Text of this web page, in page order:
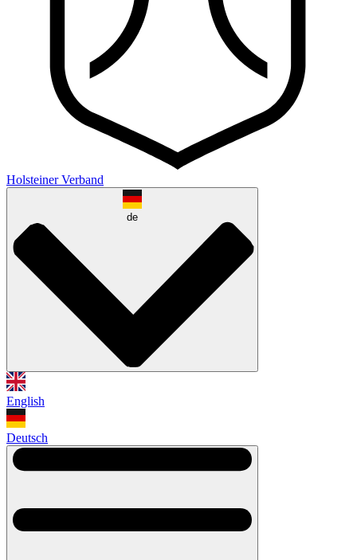
Holsteiner Verband
de
English
Deutsch